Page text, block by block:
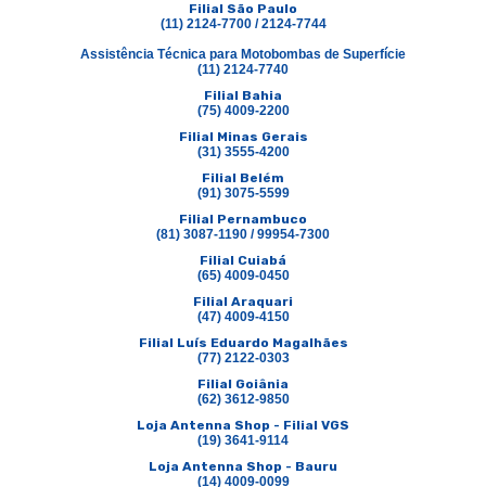
Filial São Paulo
(11) 2124-7700 / 2124-7744
Assistência Técnica para Motobombas de Superfície
(11) 2124-7740
Filial Bahia
(75) 4009-2200
Filial Minas Gerais
(31) 3555-4200
Filial Belém
(91) 3075-5599
Filial Pernambuco
(81) 3087-1190 / 99954-7300
Filial Cuiabá
(65) 4009-0450
Filial Araquari
(47) 4009-4150
Filial Luís Eduardo Magalhães
(77) 2122-0303
Filial Goiânia
(62) 3612-9850
Loja Antenna Shop - Filial VGS
(19) 3641-9114
Loja Antenna Shop - Bauru
(14) 4009-0099